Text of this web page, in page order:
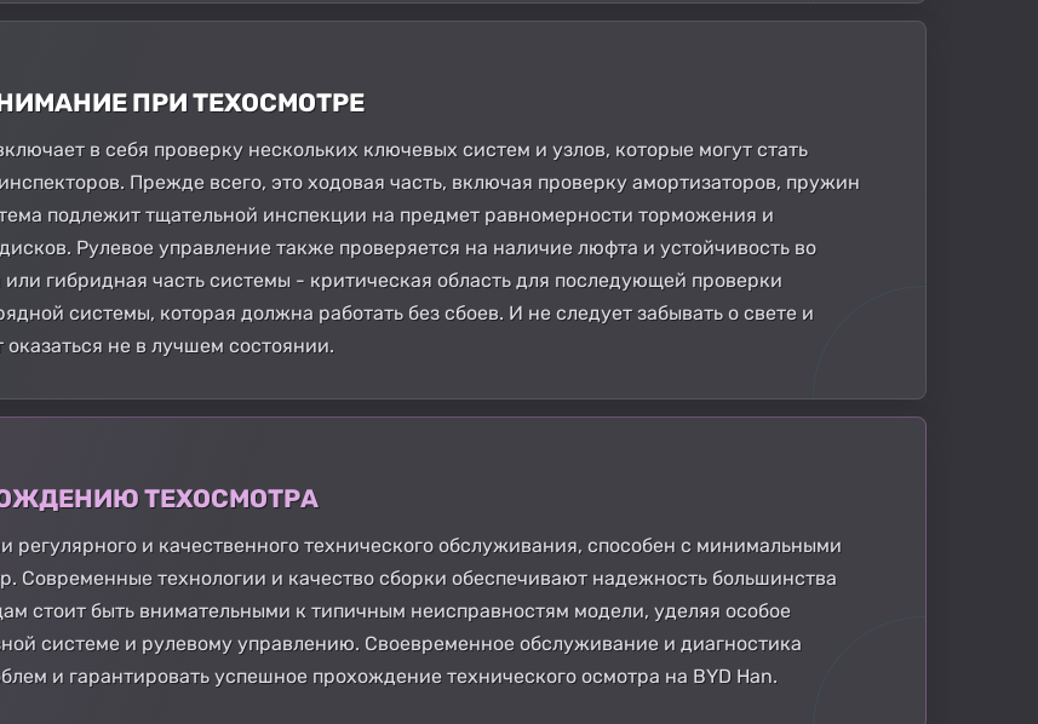
ПРИ ТЕХОСМОТРЕ
в себя проверку нескольких ключевых систем и узлов, которые могут стать
Прежде всего, это ходовая часть, включая проверку амортизаторов, пружин
подлежит тщательной инспекции на предмет равномерности торможения и
Рулевое управление также проверяется на наличие люфта и устойчивость во
гибридная часть системы - критическая область для последующей проверки
системы, которая должна работать без сбоев. И не следует забывать о свете и
не в лучшем состоянии.
ТЕХОСМОТРА
регулярного и качественного технического обслуживания, способен с минимальными
Современные технологии и качество сборки обеспечивают надежность большинства
стоит быть внимательными к типичным неисправностям модели, уделяя особое
системе и рулевому управлению. Своевременное обслуживание и диагностика
и гарантировать успешное прохождение технического осмотра на BYD Han.